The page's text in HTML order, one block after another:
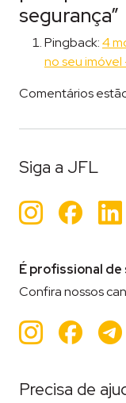
segurança”
Pingback:4
no seu
Comentários
Siga a JFL
É profissional
Confira nossos
Precisa de